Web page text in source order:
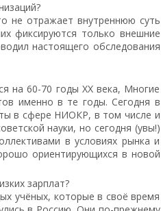
не отражает внутреннюю суть
фиксируются только внешние
настоящего обследования
на 60-70 годы ХХ века, Многие
именно в те годы. Сегодня в
в сфере НИОКР, в том числе и
науки, но сегодня (увы!)
в условиях рынка и
ориентирующихся в новой
зарплат?
учёных, которые в своё время